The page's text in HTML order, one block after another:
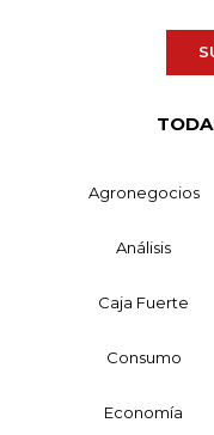
Agronegocios
Análisis
Caja Fuerte
Consumo
Economía